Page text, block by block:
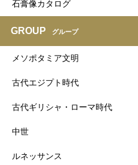
石膏像カタログ
GROUP グループ
メソポタミア文明
古代エジプト時代
古代ギリシャ・ローマ時代
中世
ルネッサンス